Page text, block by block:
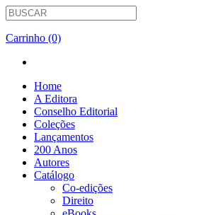
Carrinho (0)
Home
A Editora
Conselho Editorial
Coleções
Lançamentos
200 Anos
Autores
Catálogo
Co-edições
Direito